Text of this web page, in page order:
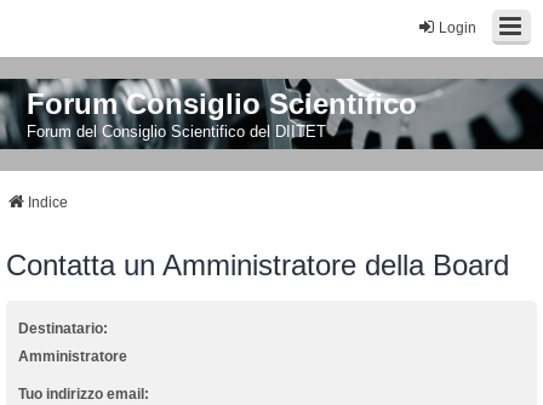
Login
Forum Consiglio Scientifico
Forum del Consiglio Scientifico del DIITET
Indice
Contatta un Amministratore della Board
Destinatario:
Amministratore
Tuo indirizzo email: